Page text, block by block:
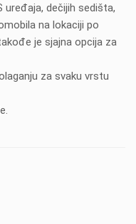
uređaja, dečijih sedišta,
na lokaciji po
je sjajna opcija za
za svaku vrstu